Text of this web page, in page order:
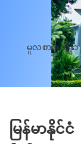
မူလစာမျက်နှာ
မြန်မာနို